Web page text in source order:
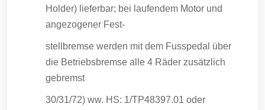
Holder) lieferbar; bei laufendem Motor und
angezogener Fest-
stellbremse werden mit dem Fusspedal über
die Betriebsbremse alle 4 Räder zusätzlich
gebremst
30/31/72) ww. HS: 1/TP48397.01 oder